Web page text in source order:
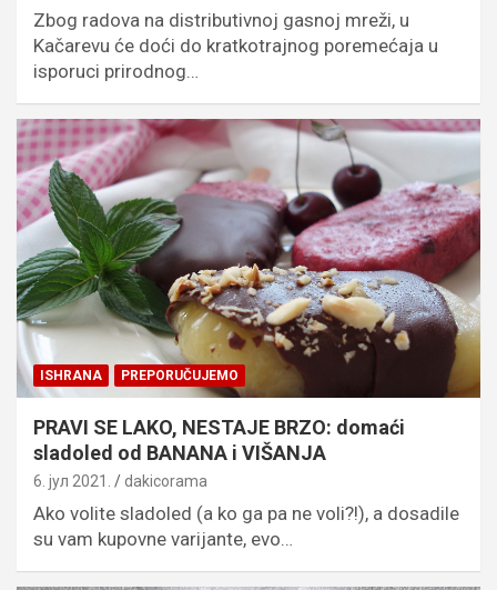
Zbog radova na distributivnoj gasnoj mreži, u
Kačarevu će doći do kratkotrajnog poremećaja u
isporuci prirodnog…
ISHRANA PREPORUČUJEMO
PRAVI SE LAKO, NESTAJE BRZO: domaći
sladoled od BANANA i VIŠANJA
6. јул 2021. dakicorama
Ako volite sladoled (a ko ga pa ne voli?!), a dosadile
su vam kupovne varijante, evo…